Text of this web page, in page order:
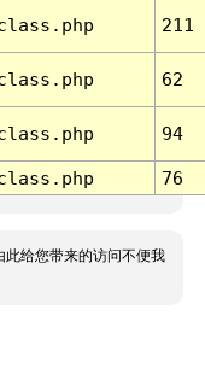
211
62
94
76
此给您带来的访问不便我